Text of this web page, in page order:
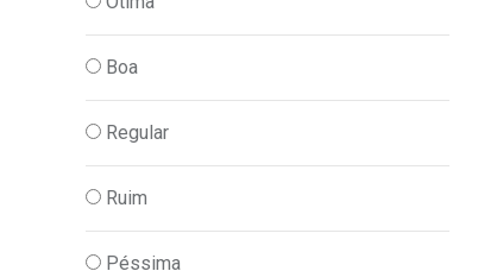
Boa
Regular
Ruim
Péssima